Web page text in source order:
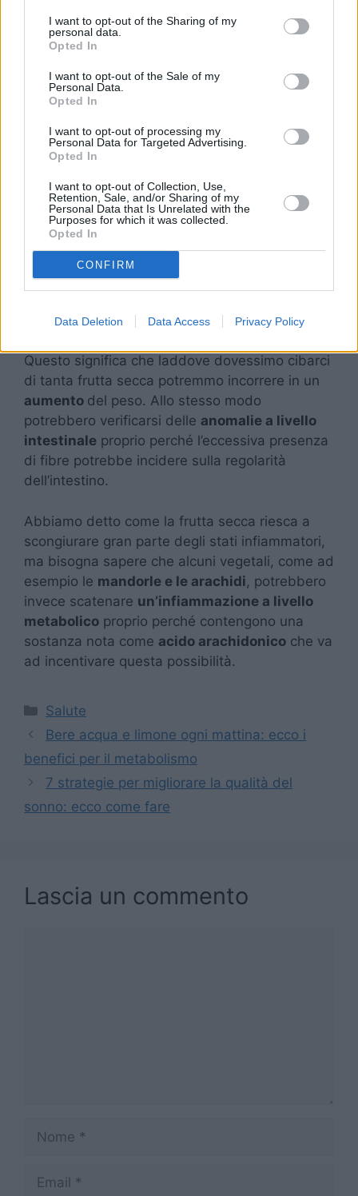
I want to opt-out of the Sharing of my
personal data.
Opted In
I want to opt-out of the Sale of my
Personal Data.
Opted In
I want to opt-out of processing my
Personal Data for Targeted Advertising.
Opted In
I want to opt-out of Collection, Use,
Retention, Sale, and/or Sharing of my
Personal Data that Is Unrelated with the
Purposes for which it was collected.
Opted In
CONFIRM
Data Deletion Data Access Privacy Policy
unicamente vantaggi al corpo e non
soffermandosi, invece, sugli ipotetici
potrebbero verificarsi delle problematiche
legate ad un
eccessivo di frutta secca troviamo infatti:
Accumulo di peso legato all’impatto
calorico della frutta secca
Problematiche intestinali
Possibilità di infiammazione
L’aspetto più importante da tenere in
per l’appunto, comporta unaumento delle
Questo significa che laddove dovessimo cibarci
di tanta frutta secca potremmo incorrere in un
aumento del peso. Allo stesso modo
potrebbero verificarsi delle anomalie a livello
intestinale proprio perché l’eccessiva presenza
di fibre potrebbe incidere sulla regolarità
dell’intestino.
Abbiamo detto come la frutta secca riesca a
scongiurare gran parte degli stati infiammatori,
ma bisogna sapere che alcuni vegetali, come ad
esempio le mandorle e le arachidi, potrebbero
invece scatenare un’infiammazione a livello
metabolico proprio perché contengono una
sostanza nota come acido arachidonico che va
ad incentivare questa possibilità.
Categorie
Salute
Bere acqua e limone ogni mattina: ecco i
benefici per il metabolismo
7 strategie per migliorare la qualità del
sonno: ecco come fare
Lascia un commento